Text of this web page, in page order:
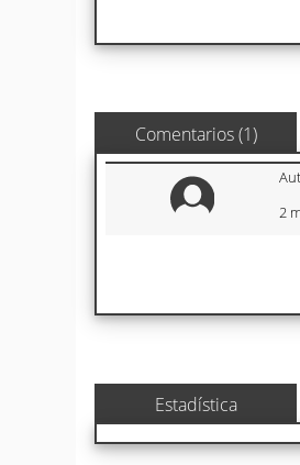
Comentarios (1)
2
Estadística